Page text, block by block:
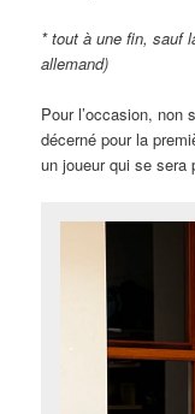
* tout à une fin, sauf
allemand)
Pour l’occasion, non
décerné pour la
un joueur qui se sera